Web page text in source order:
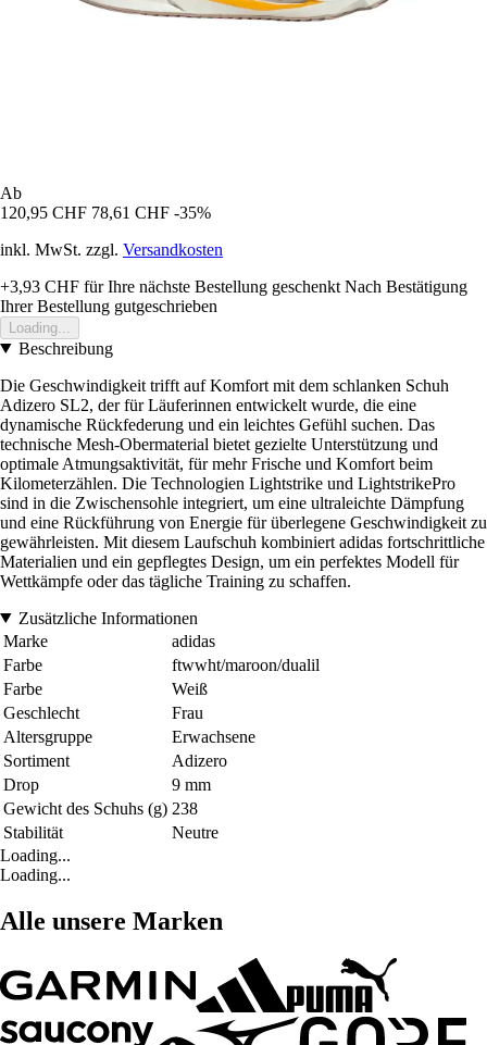
Ab
120,95 CHF 78,61 CHF -35%
inkl. MwSt. zzgl. Versandkosten
+3,93 CHF für Ihre nächste Bestellung geschenkt Nach Bestätigung
Ihrer Bestellung gutgeschrieben
Loading...
Beschreibung
Die Geschwindigkeit trifft auf Komfort mit dem schlanken Schuh
Adizero SL2, der für Läuferinnen entwickelt wurde, die eine
dynamische Rückfederung und ein leichtes Gefühl suchen. Das
technische Mesh-Obermaterial bietet gezielte Unterstützung und
optimale Atmungsaktivität, für mehr Frische und Komfort beim
Kilometerzählen. Die Technologien Lightstrike und LightstrikePro
sind in die Zwischensohle integriert, um eine ultraleichte Dämpfung
und eine Rückführung von Energie für überlegene Geschwindigkeit zu
gewährleisten. Mit diesem Laufschuh kombiniert adidas fortschrittliche
Materialien und ein gepflegtes Design, um ein perfektes Modell für
Wettkämpfe oder das tägliche Training zu schaffen.
Zusätzliche Informationen
Marke
adidas
Farbe
ftwwht/maroon/dualil
Farbe
Weiß
Geschlecht
Frau
Altersgruppe
Erwachsene
Sortiment
Adizero
Drop
9 mm
Gewicht des Schuhs (g) 238
Stabilität
Neutre
Loading...
Loading...
Alle unsere Marken